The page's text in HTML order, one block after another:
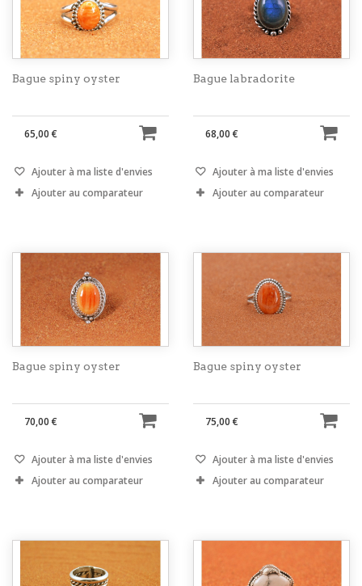
Bague spiny oyster
65,00 €
Ajouter à ma liste d'envies
Ajouter au comparateur
Bague labradorite
68,00 €
Ajouter à ma liste d'envies
Ajouter au comparateur
Bague spiny oyster
70,00 €
Ajouter à ma liste d'envies
Ajouter au comparateur
Bague spiny oyster
75,00 €
Ajouter à ma liste d'envies
Ajouter au comparateur